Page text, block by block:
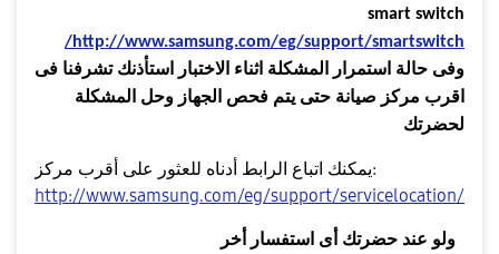
smart switch
http://www.samsung.com/eg/support/smartswitch/
وفى حالة استمرار المشكلة اثناء الاختبار استأذنك تشرفنا فى
اقرب مركز صيانة حتى يتم فحص الجهاز وحل المشكلة
لحضرتك
يمكنك اتباع الرابط أدناه للعثور على أقرب مركز:
http://www.samsung.com/eg/support/servicelocation/
ولو عند حضرتك أى استفسار أخر